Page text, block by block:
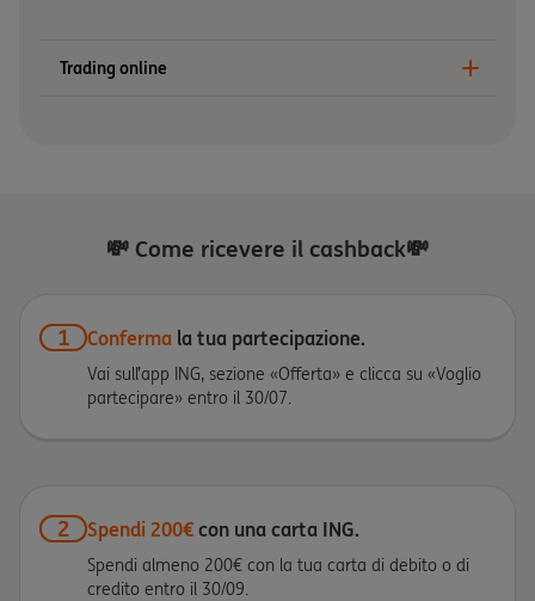
Trading online
💸 Come ricevere il cashback💸
1 Conferma la tua partecipazione.
Vai sull’app ING, sezione «Offerta» e clicca su «Voglio
partecipare» entro il 30/07.
2 Spendi 200€ con una carta ING.
Spendi almeno 200€ con la tua carta di debito o di
credito entro il 30/09.